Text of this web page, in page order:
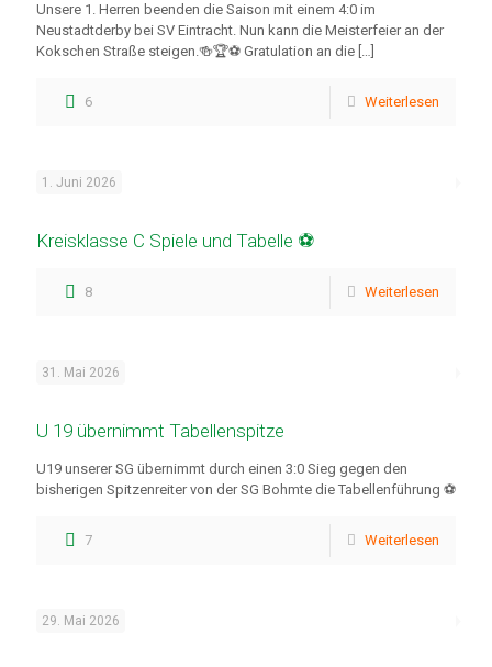
Unsere 1. Herren beenden die Saison mit einem 4:0 im
Neustadtderby bei SV Eintracht. Nun kann die Meisterfeier an der
Kokschen Straße steigen.🍻🏆⚽ Gratulation an die […]
6 Weiterlesen
1. Juni 2026
Kreisklasse C Spiele und Tabelle ⚽
8 Weiterlesen
31. Mai 2026
U 19 übernimmt Tabellenspitze
U19 unserer SG übernimmt durch einen 3:0 Sieg gegen den
bisherigen Spitzenreiter von der SG Bohmte die Tabellenführung ⚽
7 Weiterlesen
29. Mai 2026